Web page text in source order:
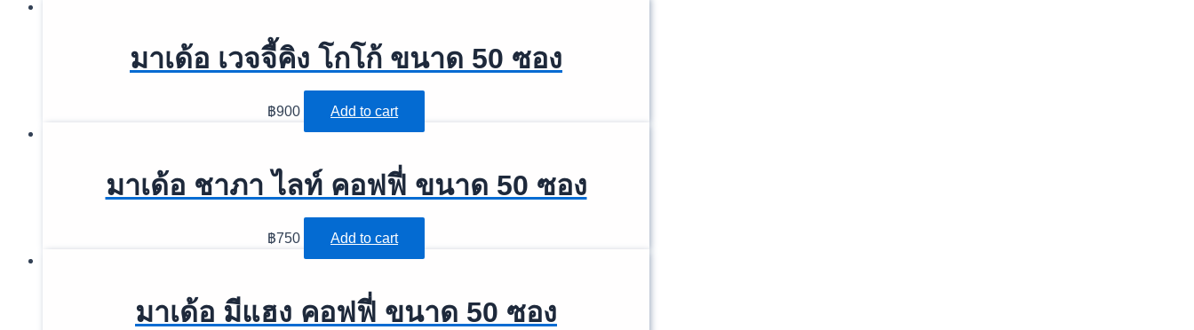
There are no reviews yet.
Be the first to review “มา
เด้อ ขุนแผน คอฟฟี่ ขนาด
50 ซอง”
อีเมลของคุณจะไม่แสดงให้คนอื่นเห็น ช่องข้อมูล
มาเด้อ เวจจี้คิง โกโก้ ขนาด 50 ซอง
฿900 Add to cart
มาเด้อ ชาภา ไลท์ คอฟฟี่ ขนาด 50 ซอง
฿750 Add to cart
มาเด้อ มีแฮง คอฟฟี่ ขนาด 50 ซอง